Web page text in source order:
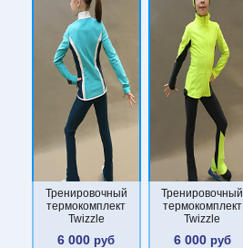
Тренировочный
термокомплект
Twizzle
6 000 руб
Тренировочный
термокомплект
Twizzle
6 000 руб